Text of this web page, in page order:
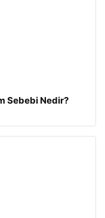
Sebebi Nedir?